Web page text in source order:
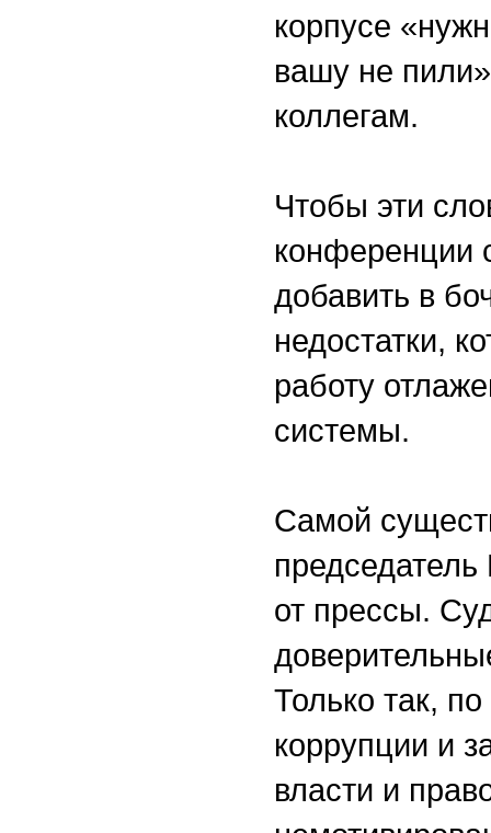
корпусе
вашу не
коллегам.
Чтобы эти
конференции
добавить в
недостатки,
работу
системы.
Самой
председатель
от прессы.
Только так,
коррупции и
власти и